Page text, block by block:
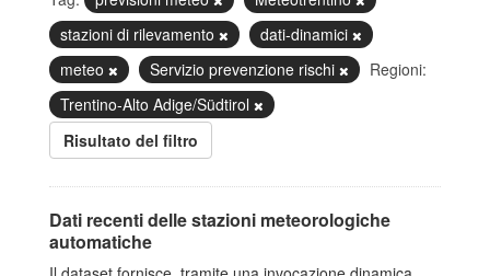
stazioni di rilevamento
dati-dinamici
meteo
Servizio prevenzione rischi
Regioni:
Trentino-Alto Adige/Südtirol
Risultato del filtro
Dati recenti delle stazioni meteorologiche
automatiche